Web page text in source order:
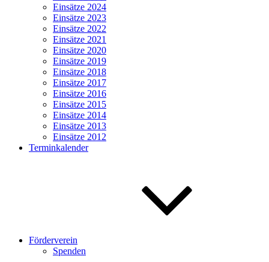
Einsätze 2024
Einsätze 2023
Einsätze 2022
Einsätze 2021
Einsätze 2020
Einsätze 2019
Einsätze 2018
Einsätze 2017
Einsätze 2016
Einsätze 2015
Einsätze 2014
Einsätze 2013
Einsätze 2012
Terminkalender
Förderverein
Spenden